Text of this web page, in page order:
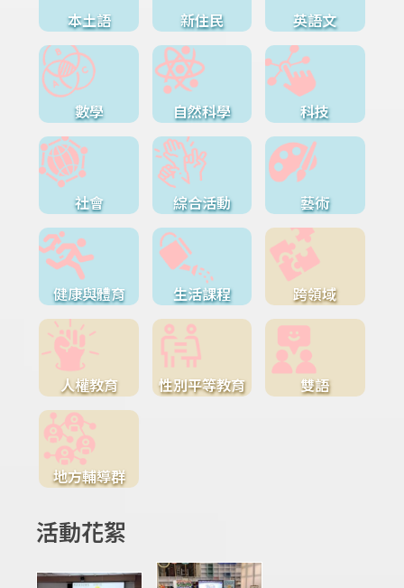
本土語 新住民 英語文
數學 自然科學 科技
社會 綜合活動 藝術
健康與體育 生活課程 跨領域
人權教育 性別平等教育 雙語
地方輔導群
活動花絮